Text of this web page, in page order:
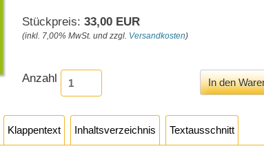
Stückpreis: 33,00 EUR
(inkl. 7,00% MwSt. und zzgl. Versandkosten)
Anzahl
Klappentext Inhaltsverzeichnis Textausschnitt